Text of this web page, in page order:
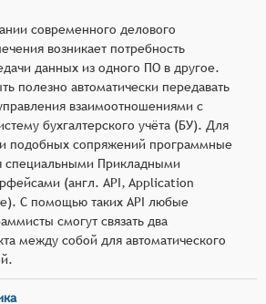
современного делового
возникает потребность
данных из одного ПО в другое.
полезно автоматически передавать
взаимоотношениями с
бухгалтерского учёта (БУ). Для
и подобных сопряжений программные
специальными Прикладными
(англ. API, Application
С помощью таких API любые
смогут связать два
между собой для автоматического